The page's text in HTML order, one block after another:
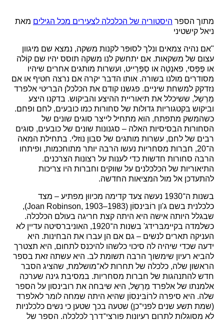
מתוך הספר היסטוריה של הכלכלה לצעירים מכל הגילים מאת
ניאל קישטיני
"אם נהיה צמאים ונלך לסוּפּר לקנות משקה, נמצא שם מיגוון
עצום של משקאות. אם יתחשק לנו משקה תוסס יהיו שם קוֹלה
או פֶּפְּסי, פאנְטָה או סְפְּרַייט, ועשרות מותגים אחרים שיהיו
מסודרים מולנו בשורה. אותו הדבר יקרה אם נרצה חטיף או אם
נזדקק למשחת שיניים. פגשנו קודם את הכלכלן הבריטי אלפרד
מַרְשַל, ששיכלל את תיאוריית ההיצע והביקוש. בדקנו היצע
וביקוש בקטגוריות גדולות של סחורות כמו כובעים, לחם ופחם.
כשהמשק מתפתח, הוא מתחיל לייצר סוגים שונים של
הסחורות הבסיסיות האלה – סגנונות שונים של כובעים, סוגים
רבים של לחם, עשרות מותגים של סבון נוזלי. בתחילת המאה
ה־20, חברות מסחריות נעשו הרבה יותר מתוחכמות, ופיתחו
הרבה סחורות חדשות כדי לענות על רצונות הצרכנים.
התיאוריות של הכלכלנים על שווקים וחברות היו צריכות
להתעדכן אל מול המציאות החדשה.
בשנות ה־1930 נעשה צעד קדימה מכיווּן מפתיע – מצד
כלכלנית בשם ג'ון רוֹבּינסוֹן (Joan Robinson, 1903–1983),
שבגלל היותה אישה היא היתה קצת חריגה בעולם הכלכלה.
כשלמדה בקיימבּרידג' בשנות ה־1920, האוניברסיטה עדיין לא
העניקה תארים לנשים – גם אם הן עברו את הבחינות. היא
ידעה שכדי שיהיה לה סיכוי כלשהו להיכנס לתחום, היא תצטרך
להביא רעיון שימשוך הרבה תשומת לב. היא עשתה זאת בספר
הראשון שלה, כלכלה של תחרות לא־מושלמת, שהציג הסבר
חדש להתנהגות של חברות מסחריות. במסיבת גינה שערכה
אלמנתו של אלפרד מַרְשַל, היא שיבחה את רובינסון על הספר
שלה. היא סיפרה לרוֹבּינסוֹן שהיא היתה שמחה לומר לאלפרד
(שמת תשע שנים לפני־כן) שטעה בכך שטען כי נשים כלכלניות
לא מסוגלות לתרום רעיונות פורצי־דרך לכלכלה. הספר של